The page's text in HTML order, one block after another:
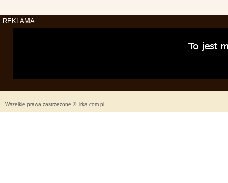
REKLAMA
Wszelkie prawa zastrzeżone ©, irka.com.pl